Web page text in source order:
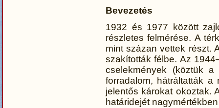
Bevezetés
1932 és 1977 között
részletes felmérése. A
mint százan vettek részt.
szakították félbe. Az
cselekmények (köztük
forradalom, hátráltatták a
jelentős károkat okoztak.
határidejét